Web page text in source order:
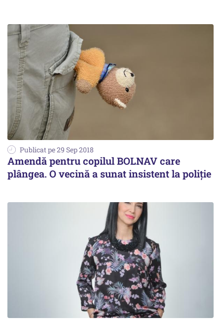
Publicat pe 29 Sep 2018
Amendă pentru copilul BOLNAV care
plângea. O vecină a sunat insistent la poliție